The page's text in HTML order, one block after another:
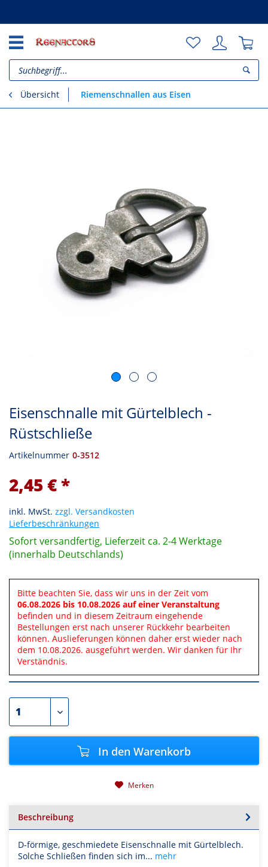
Übersicht Riemenschnallen aus Eisen
Eisenschnalle mit Gürtelblech -
Rüstschließe
Artikelnummer 0-3512
2,45 € *
inkl. MwSt. zzgl. Versandkosten
Lieferbeschränkungen
Sofort versandfertig, Lieferzeit ca. 2-4 Werktage
(innerhalb Deutschlands)
Bitte beachten Sie, dass wir uns in der Zeit vom
06.08.2026 bis 10.08.2026 auf einer Veranstaltung
befinden und in diesem Zeitraum eingehende
Bestellungen erst nach unserer Rückkehr bearbeiten
können. Auslieferungen können daher erst wieder nach
dem 10.08.2026. ausgeführt werden. Wir danken für Ihr
Verständnis.
In den Warenkorb
Merken
Beschreibung
D-förmige, geschmiedete Eisenschnalle mit Gürtelblech.
Solche Schließen finden sich im... mehr